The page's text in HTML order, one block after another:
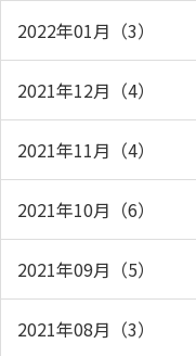
2022年01月（3）
2021年12月（4）
2021年11月（4）
2021年10月（6）
2021年09月（5）
2021年08月（3）